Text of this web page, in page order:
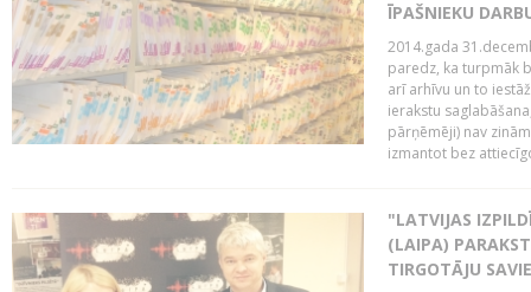
ĪPAŠNIEKU
2014.gada
paredz, ka turpmāk
arī arhīvu un to
ierakstu
pārņēmēji) nav
izmantot bez
"LATVIJAS
(LAIPA)
TIRGOTĀJU